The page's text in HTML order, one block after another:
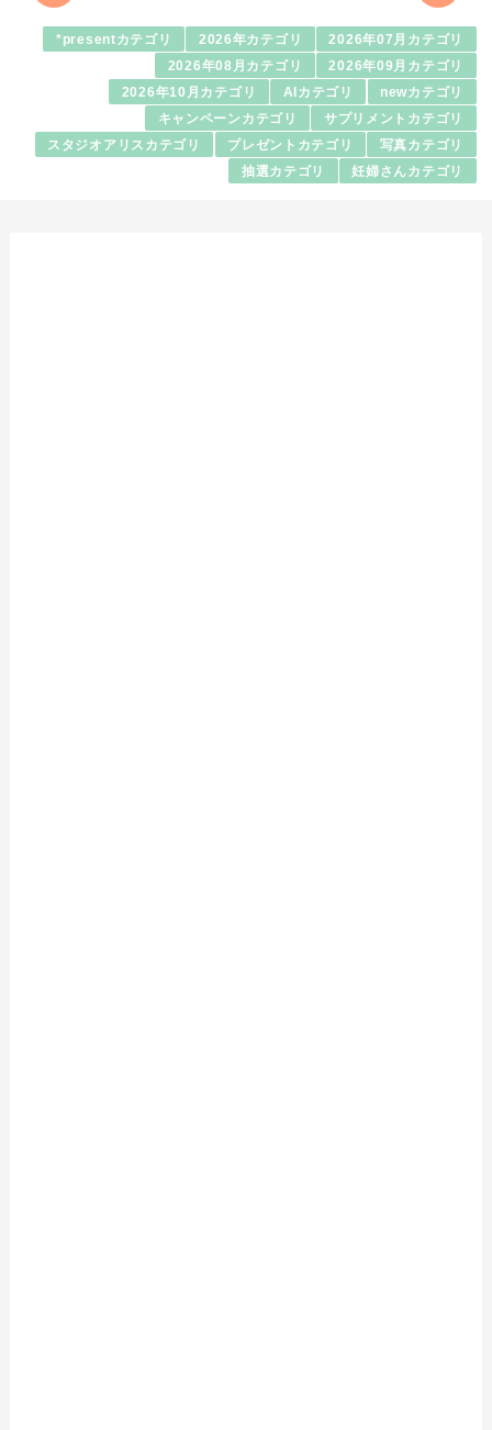
*presentカテゴリ 2026年カテゴリ 2026年07月カテゴリ
2026年08月カテゴリ 2026年09月カテゴリ
2026年10月カテゴリ AIカテゴリ newカテゴリ
キャンペーンカテゴリ サプリメントカテゴリ
スタジオアリスカテゴリ プレゼントカテゴリ 写真カテゴリ
抽選カテゴリ 妊婦さんカテゴリ